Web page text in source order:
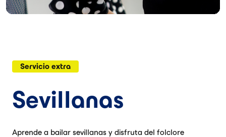
Servicio extra
Sevillanas
Aprende a bailar sevillanas y disfruta del folclore